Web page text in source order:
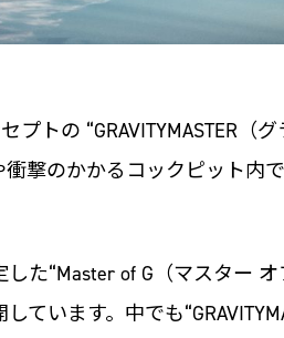
トの “GRAVITYMASTER（
撃のかかるコックピット内
た“Master of G（マスター
います。中でも